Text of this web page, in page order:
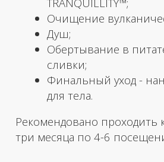
самоанализа. Ритуал Tranquility
Вам обрести спокойствие и
безмятежность благодаря входящих в
состав богатым эфирным маслам кедра,
сладкого апельсина. Эфирные масла
розы, сандала, герани и ветивера
создают обволакивающий и
расслабляющий неповторимый
Смесь ароматических веществ
воздействует на наши эмоции,
сознание, определяет поведение.